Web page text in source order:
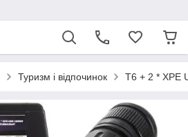
Туризм і відпочинок T6 + 2 * XPE